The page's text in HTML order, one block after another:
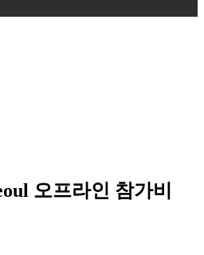
Seoul 오프라인
오프라인 참가비